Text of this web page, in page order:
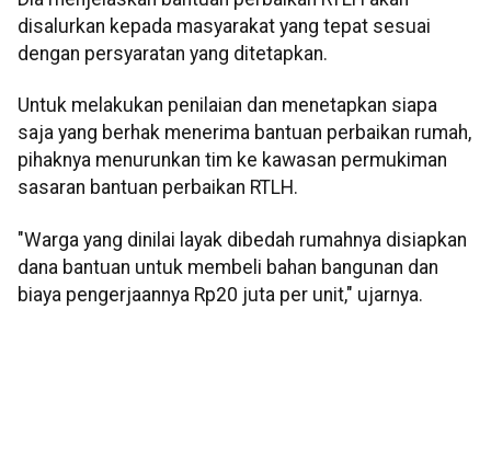
disalurkan kepada masyarakat yang tepat sesuai
dengan persyaratan yang ditetapkan.
Untuk melakukan penilaian dan menetapkan siapa
saja yang berhak menerima bantuan perbaikan rumah,
pihaknya menurunkan tim ke kawasan permukiman
sasaran bantuan perbaikan RTLH.
"Warga yang dinilai layak dibedah rumahnya disiapkan
dana bantuan untuk membeli bahan bangunan dan
biaya pengerjaannya Rp20 juta per unit," ujarnya.